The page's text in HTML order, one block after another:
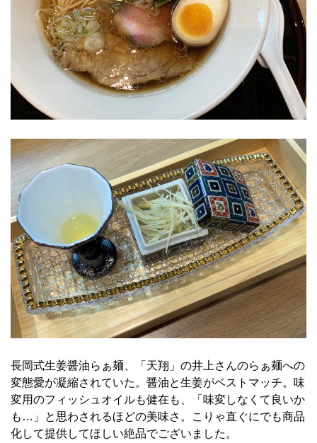
長岡式生姜醤油らぁ麺、「天翔」の井上さんのらぁ麺への
変態愛が凝縮されていた。醤油と生姜がベストマッチ。味
変用のフィッシュオイルも健在も、「味変しなくて良いか
も…」と思わされるほどの美味さ。こりゃ直ぐにでも商品
化して提供してほしい絶品でございました。